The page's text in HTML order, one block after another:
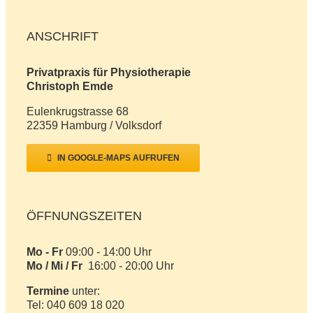
ANSCHRIFT
Privatpraxis für Physiotherapie
Christoph Emde
Eulenkrugstrasse 68
22359 Hamburg / Volksdorf
IN GOOGLE-MAPS AUFRUFEN
ÖFFNUNGSZEITEN
Mo - Fr 09:00 - 14:00 Uhr
Mo / Mi / Fr 16:00 - 20:00 Uhr
Termine unter:
Tel: 040 609 18 020